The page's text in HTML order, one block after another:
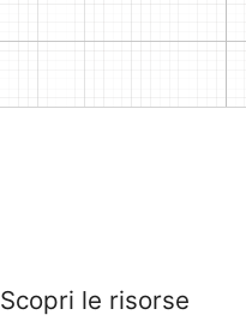
Scopri le risorse